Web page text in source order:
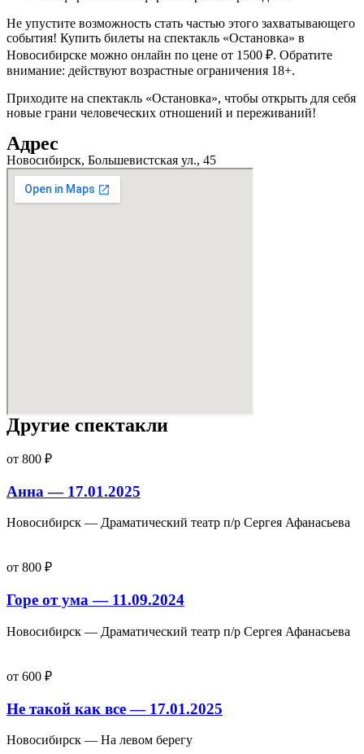
Не упустите возможность стать частью этого захватывающего
события! Купить билеты на спектакль «Остановка» в
Новосибирске можно онлайн по цене от 1500 ₽. Обратите
внимание: действуют возрастные ограничения 18+.
Приходите на спектакль «Остановка», чтобы открыть для себя
новые грани человеческих отношений и переживаний!
Адрес
Новосибирск, Большевистская ул., 45
Другие спектакли
от 800 ₽
Анна — 17.01.2025
Новосибирск — Драматический театр п/р Сергея Афанасьева
от 800 ₽
Горе от ума — 11.09.2024
Новосибирск — Драматический театр п/р Сергея Афанасьева
от 600 ₽
Не такой как все — 17.01.2025
Новосибирск — На левом берегу